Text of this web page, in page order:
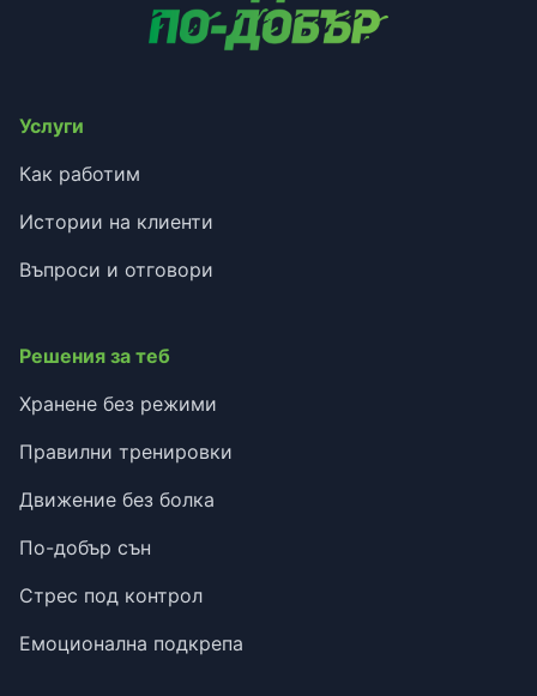
Услуги
Как работим
Истории на клиенти
Въпроси и отговори
Решения за теб
Хранене без режими
Правилни тренировки
Движение без болка
По-добър сън
Стрес под контрол
Емоционална подкрепа